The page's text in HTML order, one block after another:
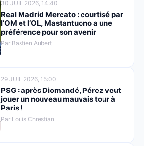
30 JUIL 2026, 14:40
Real Madrid Mercato : courtisé par
l’OM et l’OL, Mastantuono a une
préférence pour son avenir
Par Bastien Aubert
29 JUIL 2026, 15:00
PSG : après Diomandé, Pérez veut
jouer un nouveau mauvais tour à
Paris !
Par Louis Chrestian